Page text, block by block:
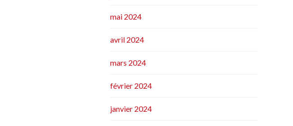
mai 2024
avril 2024
mars 2024
février 2024
janvier 2024